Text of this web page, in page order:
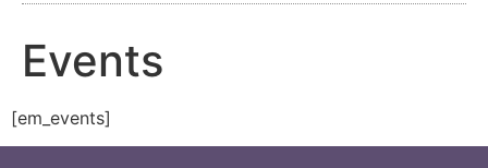
Events
[em_events]